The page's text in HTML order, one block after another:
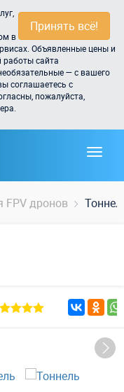
Принять всё!
в
Объявленные цены и
работы сайта
— с вашего
соглашаетесь с
пожалуйста,
FPV дронов